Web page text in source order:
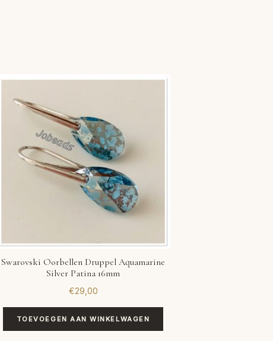
Swarovski Oorbellen Druppel Aquamarine
Silver Patina 16mm
€29,00
TOEVOEGEN AAN WINKELWAGEN